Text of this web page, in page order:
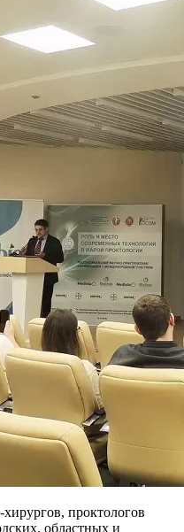
хирургов, проктологов
областных и